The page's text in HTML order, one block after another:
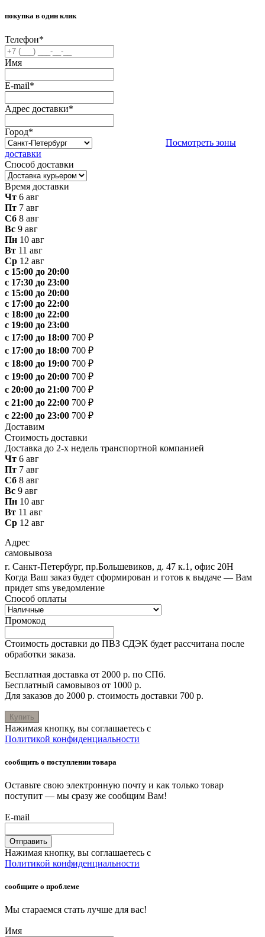
покупка в один клик
Телефон*
Имя
E-mail*
Адрес доставки*
Город*
Посмотреть зоны
доставки
Способ доставки
Время доставки
Чт 6 авг
Пт 7 авг
Сб 8 авг
Вс 9 авг
Пн 10 авг
Вт 11 авг
Ср 12 авг
с 15:00 до 20:00
с 17:30 до 23:00
с 15:00 до 20:00
с 17:00 до 22:00
с 18:00 до 22:00
с 19:00 до 23:00
с 17:00 до 18:00 700 ₽
с 17:00 до 18:00 700 ₽
с 18:00 до 19:00 700 ₽
с 19:00 до 20:00 700 ₽
с 20:00 до 21:00 700 ₽
с 21:00 до 22:00 700 ₽
с 22:00 до 23:00 700 ₽
Доставим
Стоимость доставки
Доставка до 2-х недель транспортной компанией
Чт 6 авг
Пт 7 авг
Сб 8 авг
Вс 9 авг
Пн 10 авг
Вт 11 авг
Ср 12 авг
Адрес
самовывоза
г. Санкт-Петербург, пр.Большевиков, д. 47 к.1, офис 20Н
Когда Ваш заказ будет сформирован и готов к выдаче — Вам
придет sms уведомление
Способ оплаты
Промокод
Стоимость доставки до ПВЗ СДЭК будет рассчитана после
обработки заказа.
Бесплатная доставка от 2000 р. по СПб.
Бесплатный самовывоз от 1000 р.
Для заказов до 2000 р. стоимость доставки 700 р.
Купить
Нажимая кнопку, вы соглашаетесь с
Политикой конфиденциальности
сообщить о поступлении товара
Оставьте свою электронную почту и как только товар
поступит — мы сразу же сообщим Вам!
E-mail
Отправить
Нажимая кнопку, вы соглашаетесь с
Политикой конфиденциальности
сообщите о проблеме
Мы стараемся стать лучше для вас!
Имя